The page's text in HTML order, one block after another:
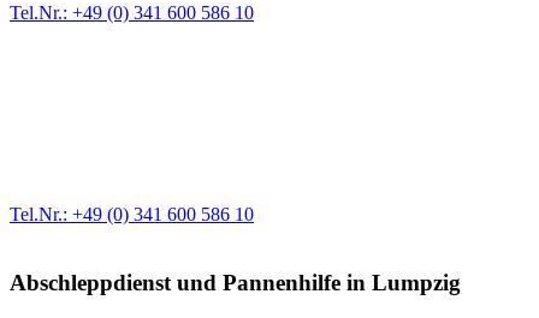
Tel.Nr.: +49 (0) 341 600 586 10
Tel.Nr.: +49 (0) 341 600 586 10
Abschleppdienst und Pannenhilfe in Lumpzig